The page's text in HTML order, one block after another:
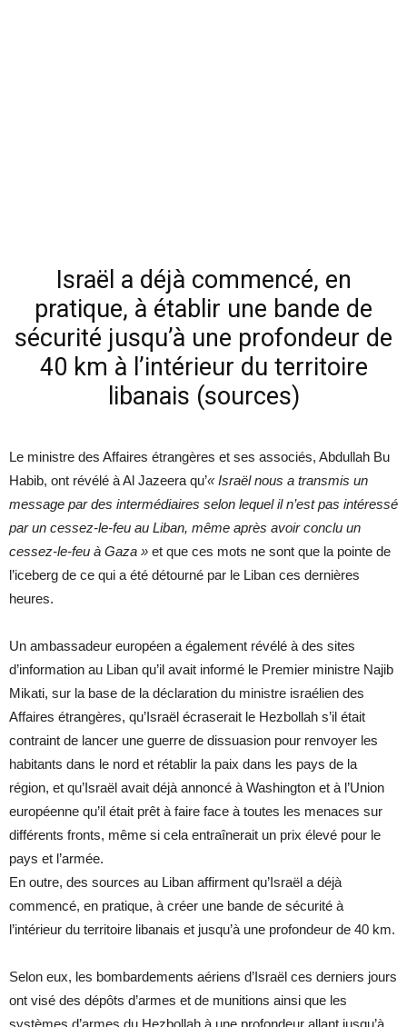
Israël a déjà commencé, en
pratique, à établir une bande de
sécurité jusqu’à une profondeur de
40 km à l’intérieur du territoire
libanais (sources)
Le ministre des Affaires étrangères et ses associés, Abdullah Bu
Habib, ont révélé à Al Jazeera qu’« Israël nous a transmis un
message par des intermédiaires selon lequel il n’est pas intéressé
par un cessez-le-feu au Liban, même après avoir conclu un
cessez-le-feu à Gaza » et que ces mots ne sont que la pointe de
l’iceberg de ce qui a été détourné par le Liban ces dernières
heures.
Un ambassadeur européen a également révélé à des sites
d’information au Liban qu’il avait informé le Premier ministre Najib
Mikati, sur la base de la déclaration du ministre israélien des
Affaires étrangères, qu’Israël écraserait le Hezbollah s’il était
contraint de lancer une guerre de dissuasion pour renvoyer les
habitants dans le nord et rétablir la paix dans les pays de la
région, et qu’Israël avait déjà annoncé à Washington et à l’Union
européenne qu’il était prêt à faire face à toutes les menaces sur
différents fronts, même si cela entraînerait un prix élevé pour le
pays et l’armée.
En outre, des sources au Liban affirment qu’Israël a déjà
commencé, en pratique, à créer une bande de sécurité à
l’intérieur du territoire libanais et jusqu’à une profondeur de 40 km.
Selon eux, les bombardements aériens d’Israël ces derniers jours
ont visé des dépôts d’armes et de munitions ainsi que les
systèmes d’armes du Hezbollah à une profondeur allant jusqu’à